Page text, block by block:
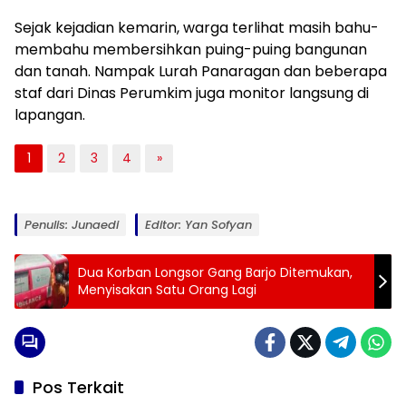
Sejak kejadian kemarin, warga terlihat masih bahu-
membahu membersihkan puing-puing bangunan
dan tanah. Nampak Lurah Panaragan dan beberapa
staf dari Dinas Perumkim juga monitor langsung di
lapangan.
1 2 3 4 »
Penulis: Junaedi Editor: Yan Sofyan
Dua Korban Longsor Gang Barjo Ditemukan,
Menyisakan Satu Orang Lagi
Pos Terkait